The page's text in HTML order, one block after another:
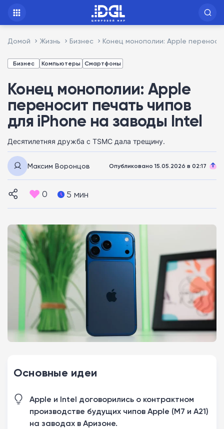
Домой Жизнь Бизнес Конец монополии: Apple
Бизнес Компьютеры Смартфоны
Конец монополии: Apple
переносит печать чипов
для iPhone на заводы Intel
Десятилетняя дружба с TSMC дала трещину.
Максим Воронцов Опубликовано 15.05.2026 в 02:17
0 5 мин
Основные идеи
Apple и Intel договорились о контрактном
производстве будущих чипов Apple (M7 и A21)
на заводах в Аризоне.